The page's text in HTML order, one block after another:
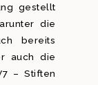
gestellt
die
bereits
auch die
– Stiften